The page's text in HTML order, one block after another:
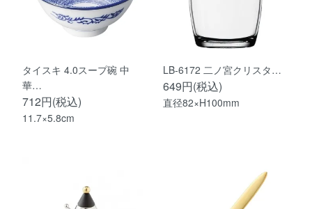
タイスキ 4.0スープ碗 中
華…
712円(税込)
11.7×5.8cm
LB-6172 二ノ宮クリスタ…
649円(税込)
直径82×H100mm